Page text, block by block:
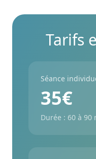
Tarifs
Séance
35€
Durée : 60 à 90